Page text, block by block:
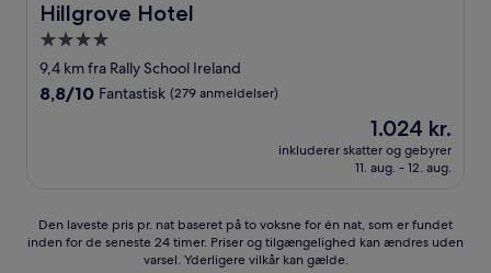
Hillgrove Hotel
Hillgrove Hotel
4.0-
stjernet
overnatningssted
9,4 km fra Rally School Ireland
8.8
8,8/10 Fantastisk (279 anmeldelser)
Prisen
er
1.024 kr.
1.024 kr.
inkluderer skatter og gebyrer
11. aug. - 12. aug.
Den
laveste
Den laveste pris pr. nat baseret på to voksne for én nat, som er fundet
inden for de seneste 24 timer. Priser og tilgængelighed kan ændres uden
varsel. Yderligere vilkår kan gælde.